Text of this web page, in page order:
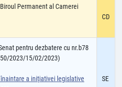
Permanent al Camerei
CD
pentru dezbatere cu nr.b78
2023/15/02/2023)
a iniţiativei legislative
SE